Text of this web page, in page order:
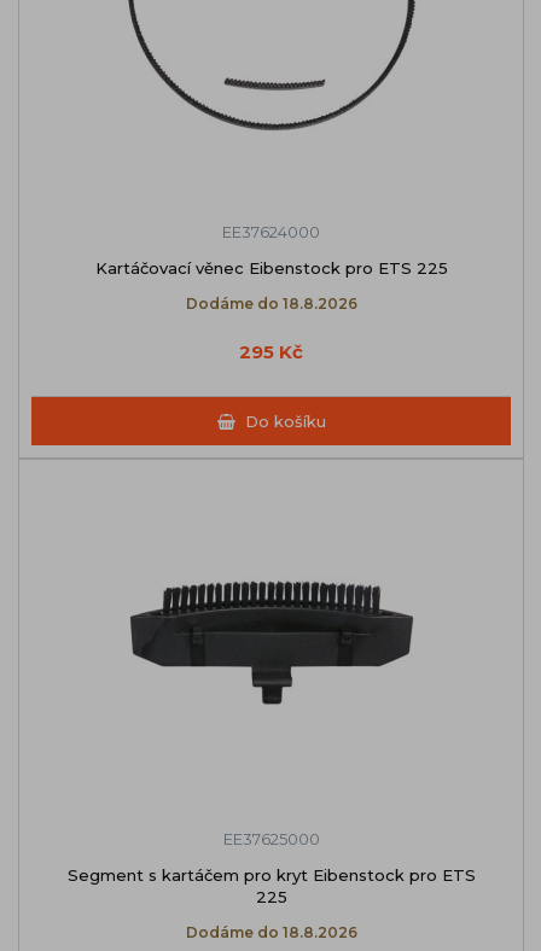
EE37624000
Kartáčovací věnec Eibenstock pro ETS 225
Dodáme do 18.8.2026
295 Kč
Do košíku
EE37625000
Segment s kartáčem pro kryt Eibenstock pro ETS
225
Dodáme do 18.8.2026